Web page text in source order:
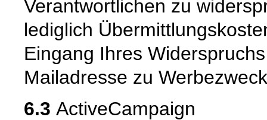
Verantwortlichen zu
lediglich
Eingang Ihres
Mailadresse zu
6.3 ActiveCampaign